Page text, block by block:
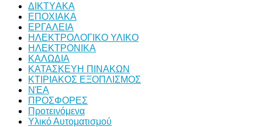
ΔΙKTΥAKA
ΕΠΟΧΙΑΚΑ
ΕΡΓΑΛΕΙΑ
ΗΛΕΚΤΡΟΛΟΓΙΚΟ ΥΛΙΚΟ
ΗΛΕΚΤΡΟΝΙΚΑ
ΚΑΛΩΔΙΑ
ΚΑΤΑΣΚΕΥΗ ΠΙΝΑΚΩΝ
ΚΤΙΡΙΑΚΟΣ ΕΞΟΠΛΙΣΜΟΣ
ΝΈΑ
ΠΡΟΣΦΟΡΕΣ
Προτεινόμενα
Υλικό Αυτοματισμού